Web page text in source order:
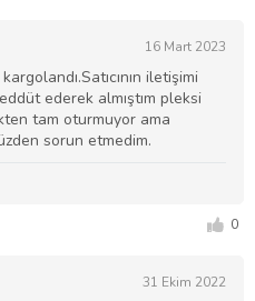
16 Mart 2023
iletişimi
ederek almıştım pleksi
tam oturmuyor ama
sorun etmedim.
0
31 Ekim 2022